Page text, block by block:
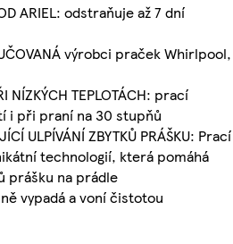
ARIEL: odstraňuje až 7 dní
výrobci praček Whirlpool,
NÍZKÝCH TEPLOTÁCH: prací
i při praní na 30 stupňů
ULPÍVÁNÍ ZBYTKŮ PRÁŠKU: Prací
technologií, která pomáhá
prášku na prádle
vypadá a voní čistotou